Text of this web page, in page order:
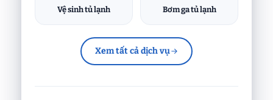
Vệ sinh tủ lạnh Bơm ga tủ lạnh
Xem tất cả dịch vụ